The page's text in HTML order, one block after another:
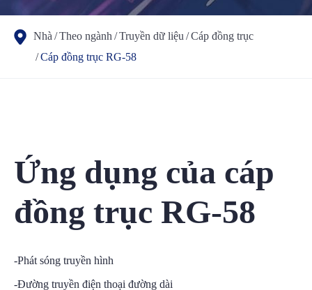
Nhà Theo ngành Truyền dữ liệu
Cáp đồng trục
Cáp đồng trục RG-58
Ứng dụng của cáp
đồng trục RG-58
-Phát sóng truyền hình
-Đường truyền điện thoại đường dài